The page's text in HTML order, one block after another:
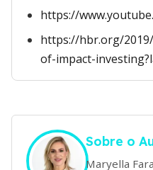
https://
https://hbr.org/
of-impact-
Sobre o
Maryella